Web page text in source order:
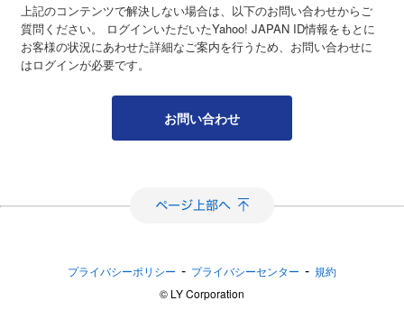
上記のコンテンツで解決しない場合は、以下のお問い合わせからご
質問ください。 ログインいただいたYahoo! JAPAN ID情報をもとに
お客様の状況にあわせた詳細なご案内を行うため、お問い合わせに
はログインが必要です。
お問い合わせ
プライバシーポリシー - プライバシーセンター - 規約
©︎ LY Corporation